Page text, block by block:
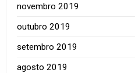
novembro 2019
outubro 2019
setembro 2019
agosto 2019